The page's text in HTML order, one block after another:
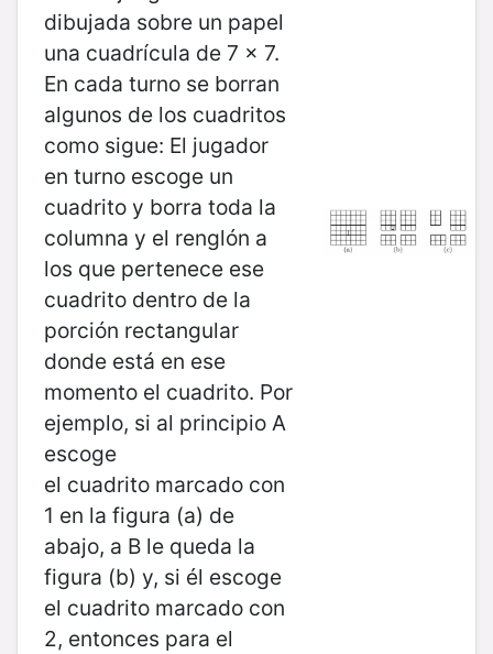
dibujada sobre un papel
una cuadrícula de 7 × 7.
En cada turno se borran
algunos de los cuadritos
como sigue: El jugador
en turno escoge un
cuadrito y borra toda la
columna y el renglón a
los que pertenece ese
cuadrito dentro de la
porción rectangular
donde está en ese
momento el cuadrito. Por
ejemplo, si al principio A
escoge
el cuadrito marcado con
1 en la figura (a) de
abajo, a B le queda la
figura (b) y, si él escoge
el cuadrito marcado con
2, entonces para el